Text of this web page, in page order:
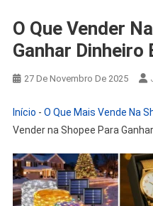
O Que Vender
Ganhar Dinheiro
27 De Novembro De 2025
Início - O Que Mais Vende Na
Vender na Shopee Para